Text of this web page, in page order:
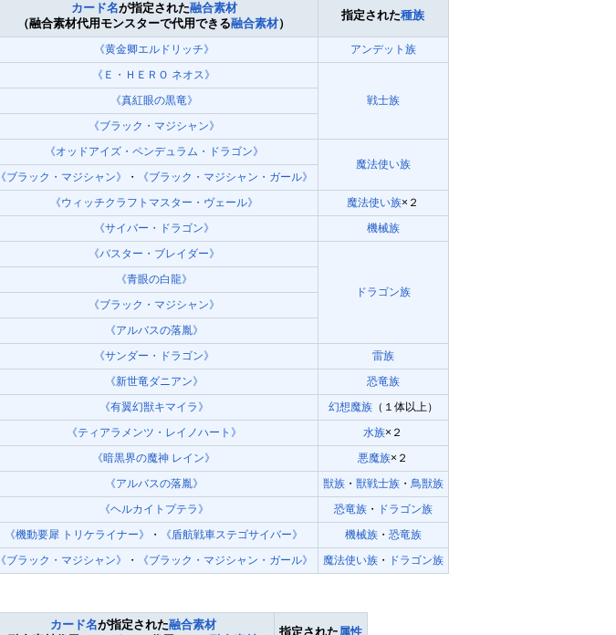
カード名が指定された融合素材
（融合素材代用モンスターで代用できる融合素材）
指定された種族
《黄金卿エルドリッチ》 アンデット族
《Ｅ・ＨＥＲＯ ネオス》
戦士族
《真紅眼の黒竜》
《ブラック・マジシャン》
《オッドアイズ・ペンデュラム・ドラゴン》
魔法使い族
《ブラック・マジシャン》 ・ 《ブラック・マジシャン・ガール》
《ウィッチクラフトマスター・ヴェール》 魔法使い族×２
《サイバー・ドラゴン》 機械族
《バスター・ブレイダー》
ドラゴン族
《青眼の白龍》
《ブラック・マジシャン》
《アルバスの落胤》
《サンダー・ドラゴン》 雷族
《新世竜ダニアン》 恐竜族
《有翼幻獣キマイラ》 幻想魔族（１体以上）
《ティアラメンツ・レイノハート》 水族×２
《暗黒界の魔神 レイン》 悪魔族×２
《アルバスの落胤》 獣族・ 獣戦士族・ 鳥獣族
《ヘルカイトプテラ》 恐竜族・ ドラゴン族
《機動要犀 トリケライナー》 ・ 《盾航戦車ステゴサイバー》 機械族・ 恐竜族
《ブラック・マジシャン》 ・ 《ブラック・マジシャン・ガール》 魔法使い族・ ドラゴン族
カード名が指定された融合素材
指定された 属性